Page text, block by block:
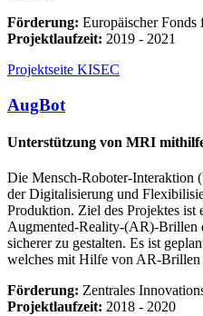
Förderung: Europäischer
Projektlaufzeit: 2019 - 2021
Projektseite KISEC
AugBot
Unterstützung von MRI
Die Mensch-Roboter-Interaktion
der Digitalisierung und
Produktion. Ziel des Projektes ist
Augmented-Reality-(AR)-Brillen
sicherer zu gestalten. Es ist
welches mit Hilfe von AR-Brillen
Förderung: Zentrales
Projektlaufzeit: 2018 - 2020